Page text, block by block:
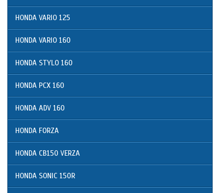
HONDA VARIO 125
HONDA VARIO 160
HONDA STYLO 160
HONDA PCX 160
HONDA ADV 160
HONDA FORZA
HONDA CB150 VERZA
HONDA SONIC 150R